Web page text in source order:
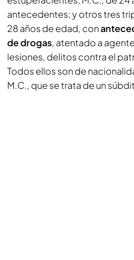
antecedentes; y otros tres
28 años de edad, con
de drogas, atentado a
lesiones, delitos contra el
Todos ellos son de
M.C., que se trata de un